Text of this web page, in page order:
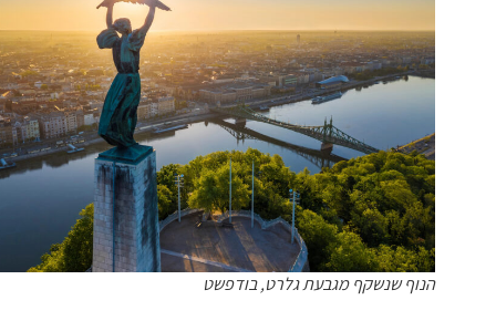
הנוף שנשקף מגבעת גלרט, בודפשט